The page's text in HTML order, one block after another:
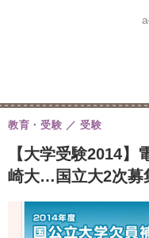
8月
【大学受験2014
崎大…国立大2次募
教育・受験 受験